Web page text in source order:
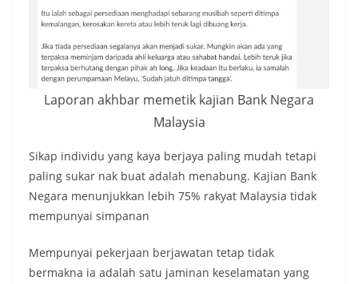
Laporan akhbar memetik kajian Bank Negara
Malaysia
Sikap individu yang kaya berjaya paling mudah tetapi
paling sukar nak buat adalah menabung. Kajian Bank
Negara menunjukkan lebih 75% rakyat Malaysia tidak
mempunyai simpanan
Mempunyai pekerjaan berjawatan tetap tidak
bermakna ia adalah satu jaminan keselamatan yang